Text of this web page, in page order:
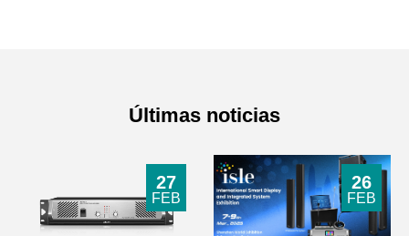
Últimas noticias
27
FEB
26
FEB